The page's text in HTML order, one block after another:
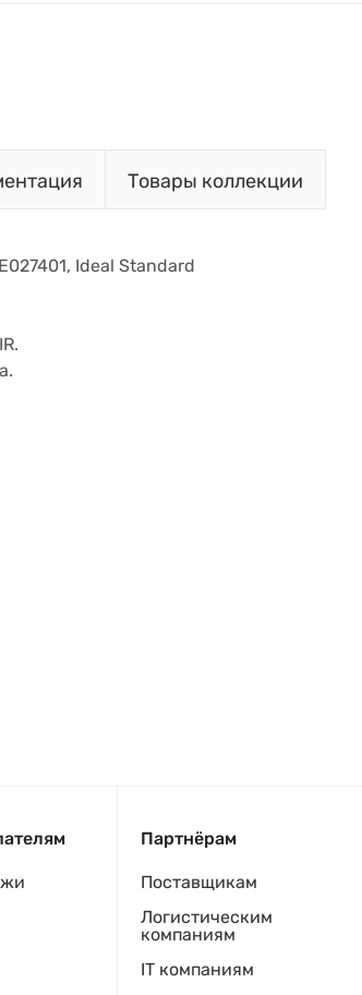
Товары коллекции
Ideal Standard
Партнёрам
Поставщикам
Логистическим
компаниям
IT компаниям